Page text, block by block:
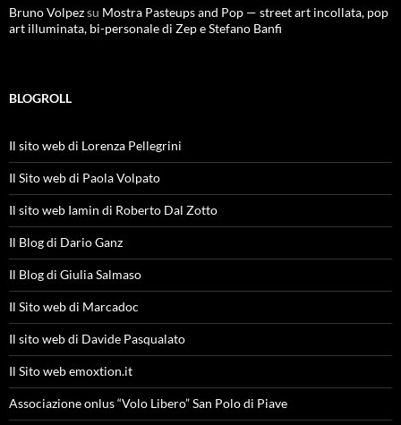
Bruno Volpezsu Mostra Pasteups and Pop — street art incollata, pop
art illuminata, bi-personale di Zep e Stefano Banfi
BLOGROLL
Il sito web di Lorenza Pellegrini
Il Sito web di Paola Volpato
Il sito web Iamin di Roberto Dal Zotto
Il Blog di Dario Ganz
Il Blog di Giulia Salmaso
Il Sito web di Marcadoc
Il sito web di Davide Pasqualato
Il Sito web emoxtion.it
Associazione onlus “Volo Libero” San Polo di Piave